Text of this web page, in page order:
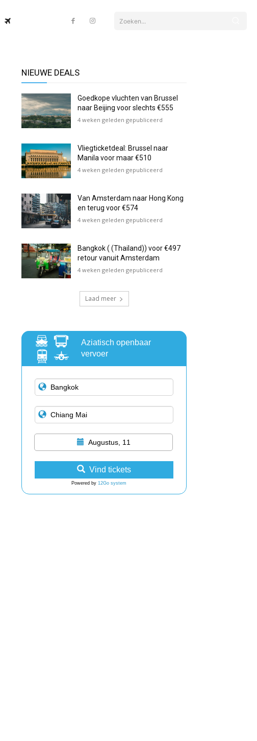
Zoeken...
NIEUWE DEALS
Goedkope vluchten van Brussel
naar Beijing voor slechts €555
4 weken geleden gepubliceerd
Vliegticketdeal: Brussel naar
Manila voor maar €510
4 weken geleden gepubliceerd
Van Amsterdam naar Hong Kong
en terug voor €574
4 weken geleden gepubliceerd
Bangkok ( (Thailand)) voor €497
retour vanuit Amsterdam
4 weken geleden gepubliceerd
Laad meer
Aziatisch openbaar
vervoer
Augustus, 11
Vind tickets
Powered by 12Go system